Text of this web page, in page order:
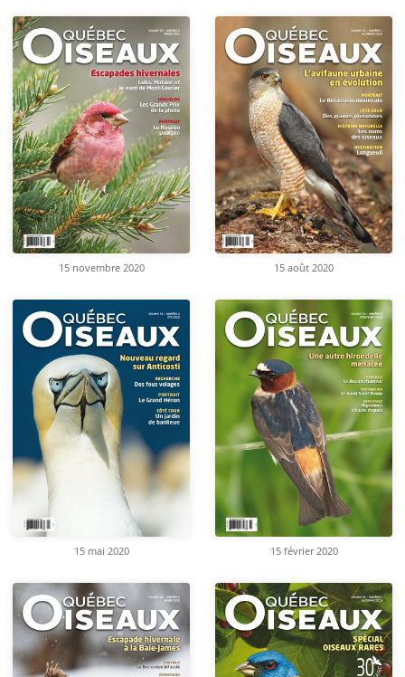
15 novembre 2020 15 août 2020
15 mai 2020 15 février 2020